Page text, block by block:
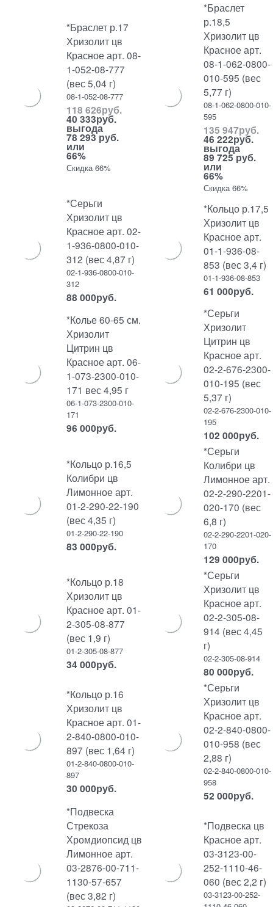
*Браслет р.17
Хризолит цв
Красное арт. 08-
1-052-08-777
(вес 5,04 г)
08-1-052-08-777
118 626руб.
40 333руб.
выгода
78 293 руб.
или
66%
Скидка 66%
*Браслет
р.18,5
Хризолит цв
Красное арт.
08-1-062-0800-
010-595 (вес
5,77 г)
08-1-062-0800-010-
595
135 947руб.
46 222руб.
выгода
89 725 руб.
или
66%
Скидка 66%
*Серьги
Хризолит цв
Красное арт. 02-
1-936-0800-010-
312 (вес 4,87 г)
02-1-936-0800-010-
312
88 000руб.
*Кольцо р.17,5
Хризолит цв
Красное арт.
01-1-936-08-
853 (вес 3,4 г)
01-1-936-08-853
61 000руб.
*Колье 60-65 см.
Хризолит
Цитрин цв
Красное арт. 06-
1-073-2300-010-
171 вес 4,95 г
06-1-073-2300-010-
171
96 000руб.
*Серьги
Хризолит
Цитрин цв
Красное арт.
02-2-676-2300-
010-195 (вес
5,37 г)
02-2-676-2300-010-
195
102 000руб.
*Кольцо р.16,5
Колибри цв
Лимонное арт.
01-2-290-22-190
(вес 4,35 г)
01-2-290-22-190
83 000руб.
*Серьги
Колибри цв
Лимонное арт.
02-2-290-2201-
020-170 (вес
6,8 г)
02-2-290-2201-020-
170
129 000руб.
*Кольцо р.18
Хризолит цв
Красное арт. 01-
2-305-08-877
(вес 1,9 г)
01-2-305-08-877
34 000руб.
*Серьги
Хризолит цв
Красное арт.
02-2-305-08-
914 (вес 4,45
г)
02-2-305-08-914
80 000руб.
*Кольцо р.16
Хризолит цв
Красное арт. 01-
2-840-0800-010-
897 (вес 1,64 г)
01-2-840-0800-010-
897
30 000руб.
*Серьги
Хризолит цв
Красное арт.
02-2-840-0800-
010-958 (вес
2,88 г)
02-2-840-0800-010-
958
52 000руб.
*Подвеска
Стрекоза
Хромдиопсид цв
Лимонное арт.
03-2876-00-711-
1130-57-657
(вес 3,82 г)
*Подвеска цв
Красное арт.
03-3123-00-
252-1110-46-
060 (вес 2,2 г)
03-3123-00-252-